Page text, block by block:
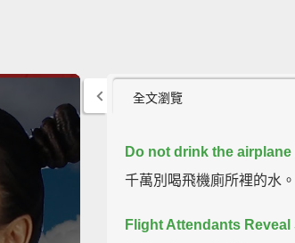
全文瀏覽
Do not drink the
千萬別喝飛機廁所裡的水。
Flight Attendants